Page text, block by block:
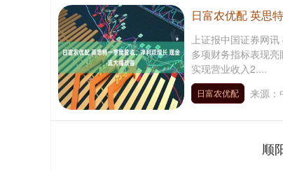
日富农优配 英思
上证报中国证券网
多项财务指标表现
实现营业收入2....
日富农优配 来源：
顺